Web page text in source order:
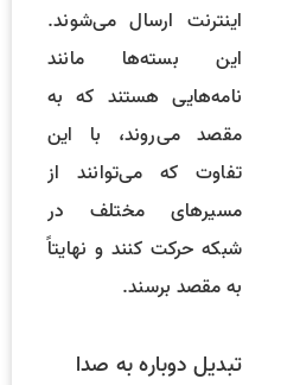
اینترنت ارسال می‌شوند.
این بسته‌ها مانند
نامه‌هایی هستند که به
مقصد می‌روند، با این
تفاوت که می‌توانند از
مسیرهای مختلف در
شبکه حرکت کنند و نهایتاً
به مقصد برسند.
تبدیل دوباره به صدا